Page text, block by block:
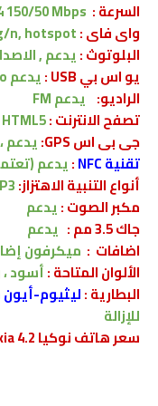
السرعة : 150/50 Mbps
واى فاى :n, hotspot
البلوتوث :يدعم ,
يو اس بي USB :
يدعم
الراديو: يدعم FM
تصفح الانترنت :HTML5
جى بى اس GPS:
يدعم ،
تقنية NFC
:يدعم
أنواع التنبية الاهتزاز:
مكبر الصوت :يدعم
جاك 3.5 مم :
يدعم
اضافات : ميكرفون
الألوان المتاحة :أسود
البطارية:ليثيوم-أيون Li-Ion
للإزالة
سعر هاتف نوكيا Nokia 4.2 :